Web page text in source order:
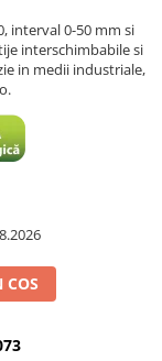
interval 0-50 mm si
interschimbabile si
in medii industriale,
COS